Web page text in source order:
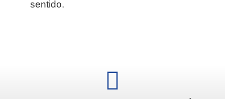
sentido.